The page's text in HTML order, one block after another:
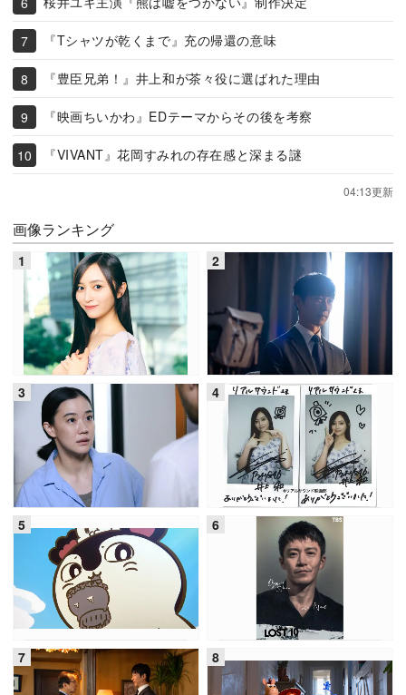
『Tシャツが乾くまで』充の帰還の意味
『豊臣兄弟！』井上和が茶々役に選ばれた理由
『映画ちいかわ』EDテーマからその後を考察
『VIVANT』花岡すみれの存在感と深まる謎
04:13更新
画像ランキング